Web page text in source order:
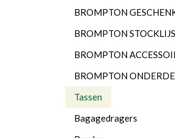
Categorieën
BROMPTON
BROMPTON
BROMPTON
BROMPTON
Tassen
Bagagedragers